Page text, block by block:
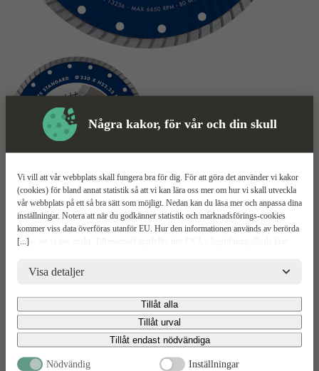
Några kakor, för vår och din skull
[...]
Vi vill att vår webbplats skall fungera bra för dig. För att göra det använder vi kakor
(cookies) för bland annat statistik så att vi kan lära oss mer om hur vi skall utveckla
vår webbplats på ett så bra sätt som möjligt. Nedan kan du läsa mer och anpassa dina
inställningar. Notera att när du godkänner statistik och marknadsförings-cookies
kommer viss data överföras utanför EU. Hur den informationen används av berörda
bolag vet vi inte exakt. Till exempel uppfyller inte USA:s lagstiftning alla de krav
risker för dina personuppgifter. De berörda bolagen måste lämna över uppgifter till
brottsbekämpande myndigheter i USA om de får en sådan begäran. Det kan dock
gällande eventuella personuppgifter som de brottsbekämpande myndigheterna har
fått tillgång till. Genom att godkänna statistik och marknadsförings-cookies nedan
bekräftar du att du samtycker till att data överförs till tredje land.
Visa detaljer
Tillåt alla
Tillåt urval
Tillåt endast nödvändiga
Nödvändig
Inställningar
Kapskiva Mer information
CARAT Turbo CDTS standard
Relaterade
Produkter
Mer information
Mer Information
Diamantkapskiva från Carat för kapning i betong, armerad
betong, granit, kullersten och andra typer av hård sten.